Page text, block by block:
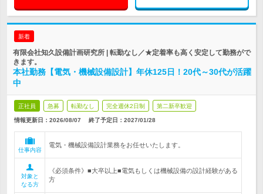
新着
有限会社知久設備計画研究所 | 転勤なし／★定着率も高く安定して勤務がで
きます。
本社勤務【電気・機械設備設計】年休125日！20代～30代が活躍
中
正社員 急募 転勤なし 完全週休2日制 第二新卒歓迎
情報更新日：2026/08/07 終了予定日： 2027/01/28
仕事内容
電気・機械設備設計業務をお任せいたします。
対象と
なる方
《必須条件》■大卒以上■電気もしくは機械設備の設計経験がある
方